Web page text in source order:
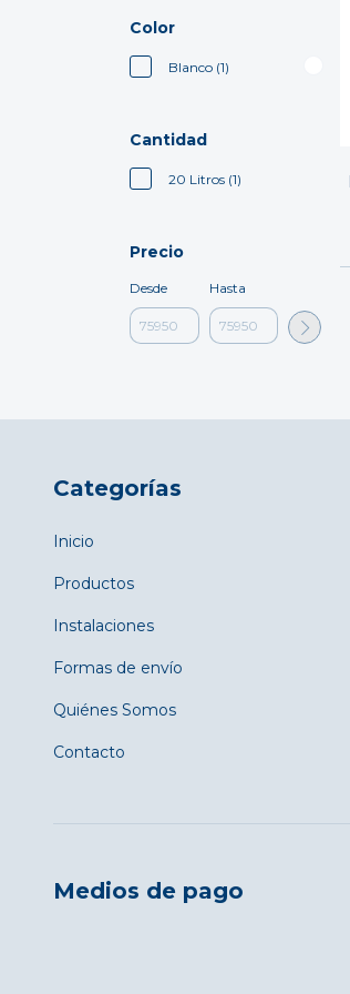
Color
Blanco (1)
Cantidad
20 Litros (1)
Precio
Desde Hasta
Categorías
Inicio
Productos
Instalaciones
Formas de envío
Quiénes Somos
Contacto
Medios de pago